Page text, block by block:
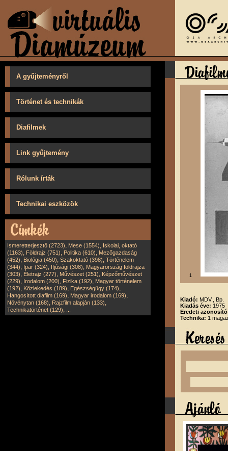
A gyűjteményről
Történet és technikák
Diafilmek
Link gyűjtemény
Rólunk írták
Technikai eszközök
Ismeretterjesztő (2723), Mese (1554), Iskolai, oktató
(1163), Földrajz (751), Politika (610), Mezőgazdaság
(452), Biológia (450), Szakoktató (398), Történelem
(344), Ipar (324), Ifjúsági (308), Magyarország földrajza
(303), Életrajz (277), Művészet (251), Képzőművészet
(229), Irodalom (200), Fizika (192), Magyar történelem
(192), Közlekedés (189), Egészségügy (174),
Hangosított diafilm (169), Magyar irodalom (169),
Növénytan (168), Rajzfilm alapján (133),
Technikatörténet (129),
1
Kiadó: MDV., Bp.
Kiadás éve: 1975
Eredeti
Technika: 1